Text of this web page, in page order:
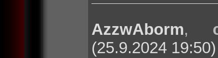
AzzwAborm,
(25.9.2024 19:50)